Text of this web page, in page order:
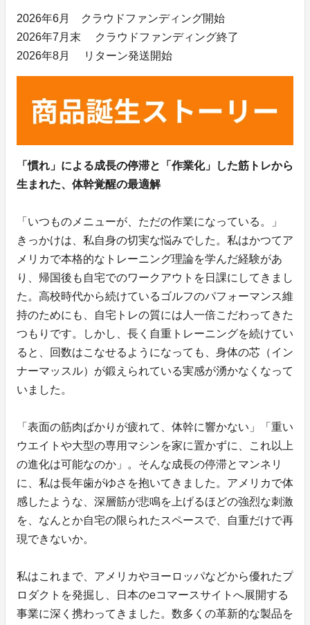
2026年6月 クラウドファンディング開始
2026年7月末 クラウドファンディング終了
2026年8月 リターン発送開始
「慣れ」による成長の停滞と「作業化」した筋トレから
生まれた、体幹覚醒の最適解
「いつものメニューが、ただの作業になっている。」
きっかけは、私自身の切実な悩みでした。私はかつてア
メリカで本格的なトレーニング理論を学んだ経験があ
り、帰国後も自宅でのワークアウトを日課にしてきまし
た。高校時代から続けているゴルフのパフォーマンス維
持のためにも、自宅トレの質には人一倍こだわってきた
つもりです。しかし、長く自重トレーニングを続けてい
ると、回数はこなせるようになっても、身体の芯（イン
ナーマッスル）が鍛えられている実感が湧かなくなって
いました。
「表面の筋肉ばかりが疲れて、体幹に響かない」「重い
ウエイトや大型の専用マシンを家に置かずに、これ以上
の進化は可能なのか」。そんな成長の停滞とマンネリ
に、私は長年歯がゆさを抱いてきました。アメリカで体
感したような、深層筋が悲鳴を上げるほどの強烈な刺激
を、なんとか自宅の限られたスペースで、自重だけで再
現できないか。
私はこれまで、アメリカやヨーロッパなどから優れたプ
ロダクトを発掘し、日本のeコマースサイトへ展開する
事業に深く携わってきました。数多くの革新的な製品を